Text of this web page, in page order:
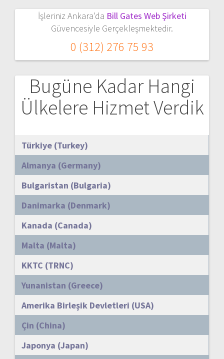
İşleriniz Ankara'da Bill Gates Web Şirketi
Güvencesiyle Gerçekleşmektedir.
0 (312) 276 75 93
Bugüne Kadar Hangi
Ülkelere Hizmet Verdik
Türkiye (Turkey)
Almanya (Germany)
Bulgaristan (Bulgaria)
Danimarka (Denmark)
Kanada (Canada)
Malta (Malta)
KKTC (TRNC)
Yunanistan (Greece)
Amerika Birleşik Devletleri (USA)
Çin (China)
Japonya (Japan)